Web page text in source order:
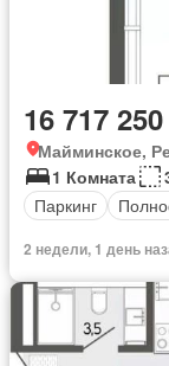
16 717
Майминское,
1 Комната
Паркинг
2 недели, 1 день